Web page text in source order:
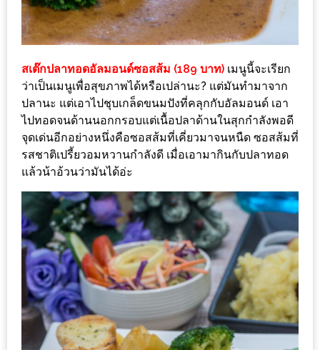
ความ
เป็น
ตัว
ประกาศ
ผล
ผู้
โชค
กับ
น้า
อ้วน
ครั้ง
ที่
1
พา
สเต๊กปลาทอดอัลมอนด์ซอสส้ม (189 บาท) เมนูนี้จะเรียก
ว่าเป็นเมนูเพื่อสุขภาพได้หรือเปล่านะ? แต่มันทำมาจาก
ปลานะ แต่เอาไปชุบเกล็ดขนมปังที่คลุกกับอัลมอนด์ เอา
ไปทอดจนด้านนอกกรอบแต่เนื้อปลาด้านในสุกกำลังพอดี
จุดเด่นอีกอย่างหนึ่งคือซอสส้มที่เคี่ยวมาจนหนืด ซอสส้มที่
รสชาติเปรี้ยวอมหวานกำลังดี เมื่อเอามากินกับปลาทอด
แล้วน้าอ้วนว่ามันได้อ่ะ